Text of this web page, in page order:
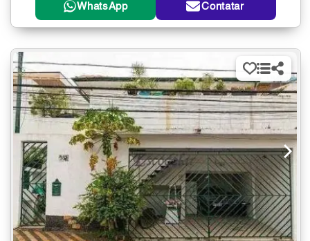
WhatsApp Contatar